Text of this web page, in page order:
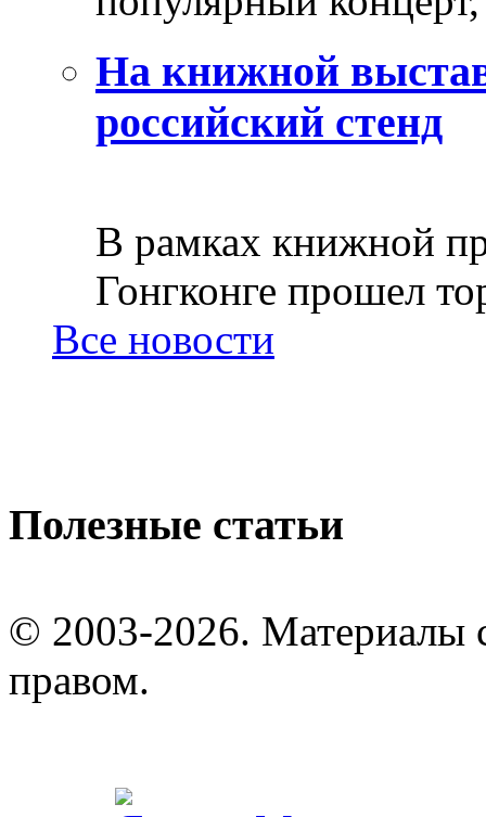
На книжной
российский стенд
В рамках книжной
Гонгконге прошел
Все новости
Полезные статьи
© 2003-2026. Материалы
правом.